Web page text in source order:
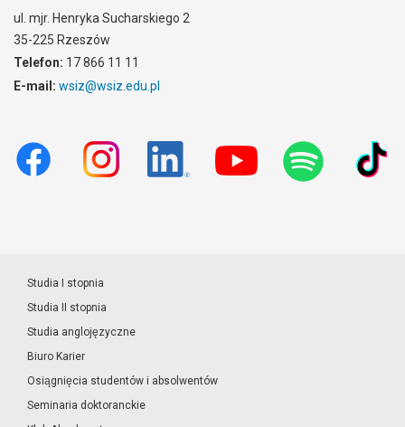
ul. mjr. Henryka Sucharskiego 2
35-225 Rzeszów
Telefon: 17 866 11 11
E-mail: wsiz@wsiz.edu.pl
Studia I stopnia
Studia II stopnia
Studia anglojęzyczne
Biuro Karier
Osiągnięcia studentów i absolwentów
Seminaria doktoranckie